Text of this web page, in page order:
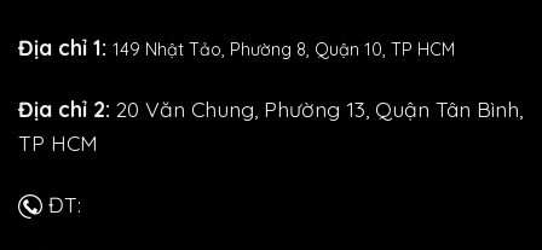
Địa chỉ 1: 149 Nhật Tảo, Phường 8, Quận 10, TP HCM
Địa chỉ 2: 20 Văn Chung, Phường 13, Quận Tân Bình,
TP HCM
ĐT: